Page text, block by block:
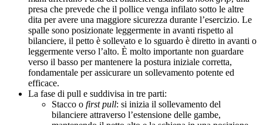
presa che prevede che il pollice venga infilato sotto le altre
dita per avere una maggiore sicurezza durante l’esercizio. Le
spalle sono posizionate leggermente in avanti rispetto al
bilanciere, il petto è sollevato e lo sguardo è diretto in avanti o
leggermente verso l’alto. È molto importante non guardare
verso il basso per mantenere la postura iniziale corretta,
fondamentale per assicurare un sollevamento potente ed
efficace.
La fase di pull e suddivisa in tre parti:
Stacco o first pull: si inizia il sollevamento del
bilanciere attraverso l’estensione delle gambe,